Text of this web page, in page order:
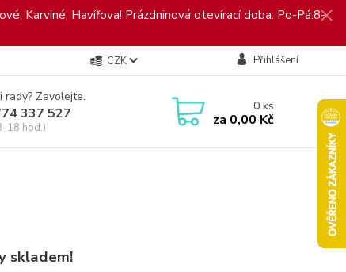
Karviné, Havířova! Prázdninová otevírací doba: Po-Pá:8-
CZK Přihlášení
rady? Zavolejte.
337 527
18 hod.)
0ks
za 0,00 Kč
skladem!